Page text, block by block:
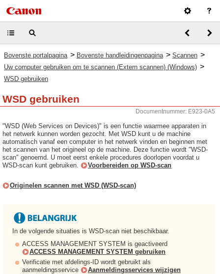
Bovenste portalpagina > Bovenste handleidingenpagina > Scannen >
Uw computer gebruiken om te scannen (Extern scannen) (Windows) >
WSD gebruiken
WSD gebruiken
Documentnummer: E923-0A5
"WSD (Web Services on Devices)" is een functie waarmee apparaten in
het netwerk kunnen worden gezocht. Met WSD kunt u de machine
automatisch vanaf een computer in het netwerk vinden en beginnen met
het scannen van het origineel op de machine. Deze functie wordt "WSD-
scan" genoemd. U moet eerst enkele procedures doorlopen voordat u
WSD-scan kunt gebruiken.
Voorbereiden op WSD-scan
Originelen scannen met WSD (WSD-scan)
In de volgende situaties is WSD-scan niet beschikbaar.
ACCESS MANAGEMENT SYSTEM is geactiveerd
ACCESS MANAGEMENT SYSTEM gebruiken
Verificatie met afdelings-ID wordt gebruikt als
aanmeldingsservice
Aanmeldingsservices wijzigen